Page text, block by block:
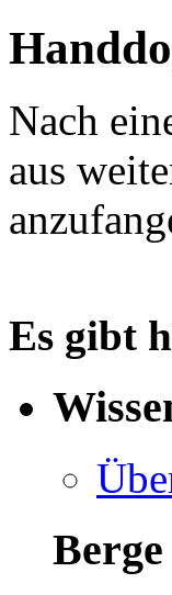
Nach
aus
Es gibt
Berge